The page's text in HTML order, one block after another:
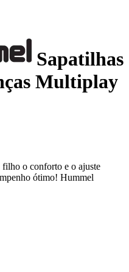
Sapatilhas
Multiplay
o conforto e o ajuste
ótimo! Hummel